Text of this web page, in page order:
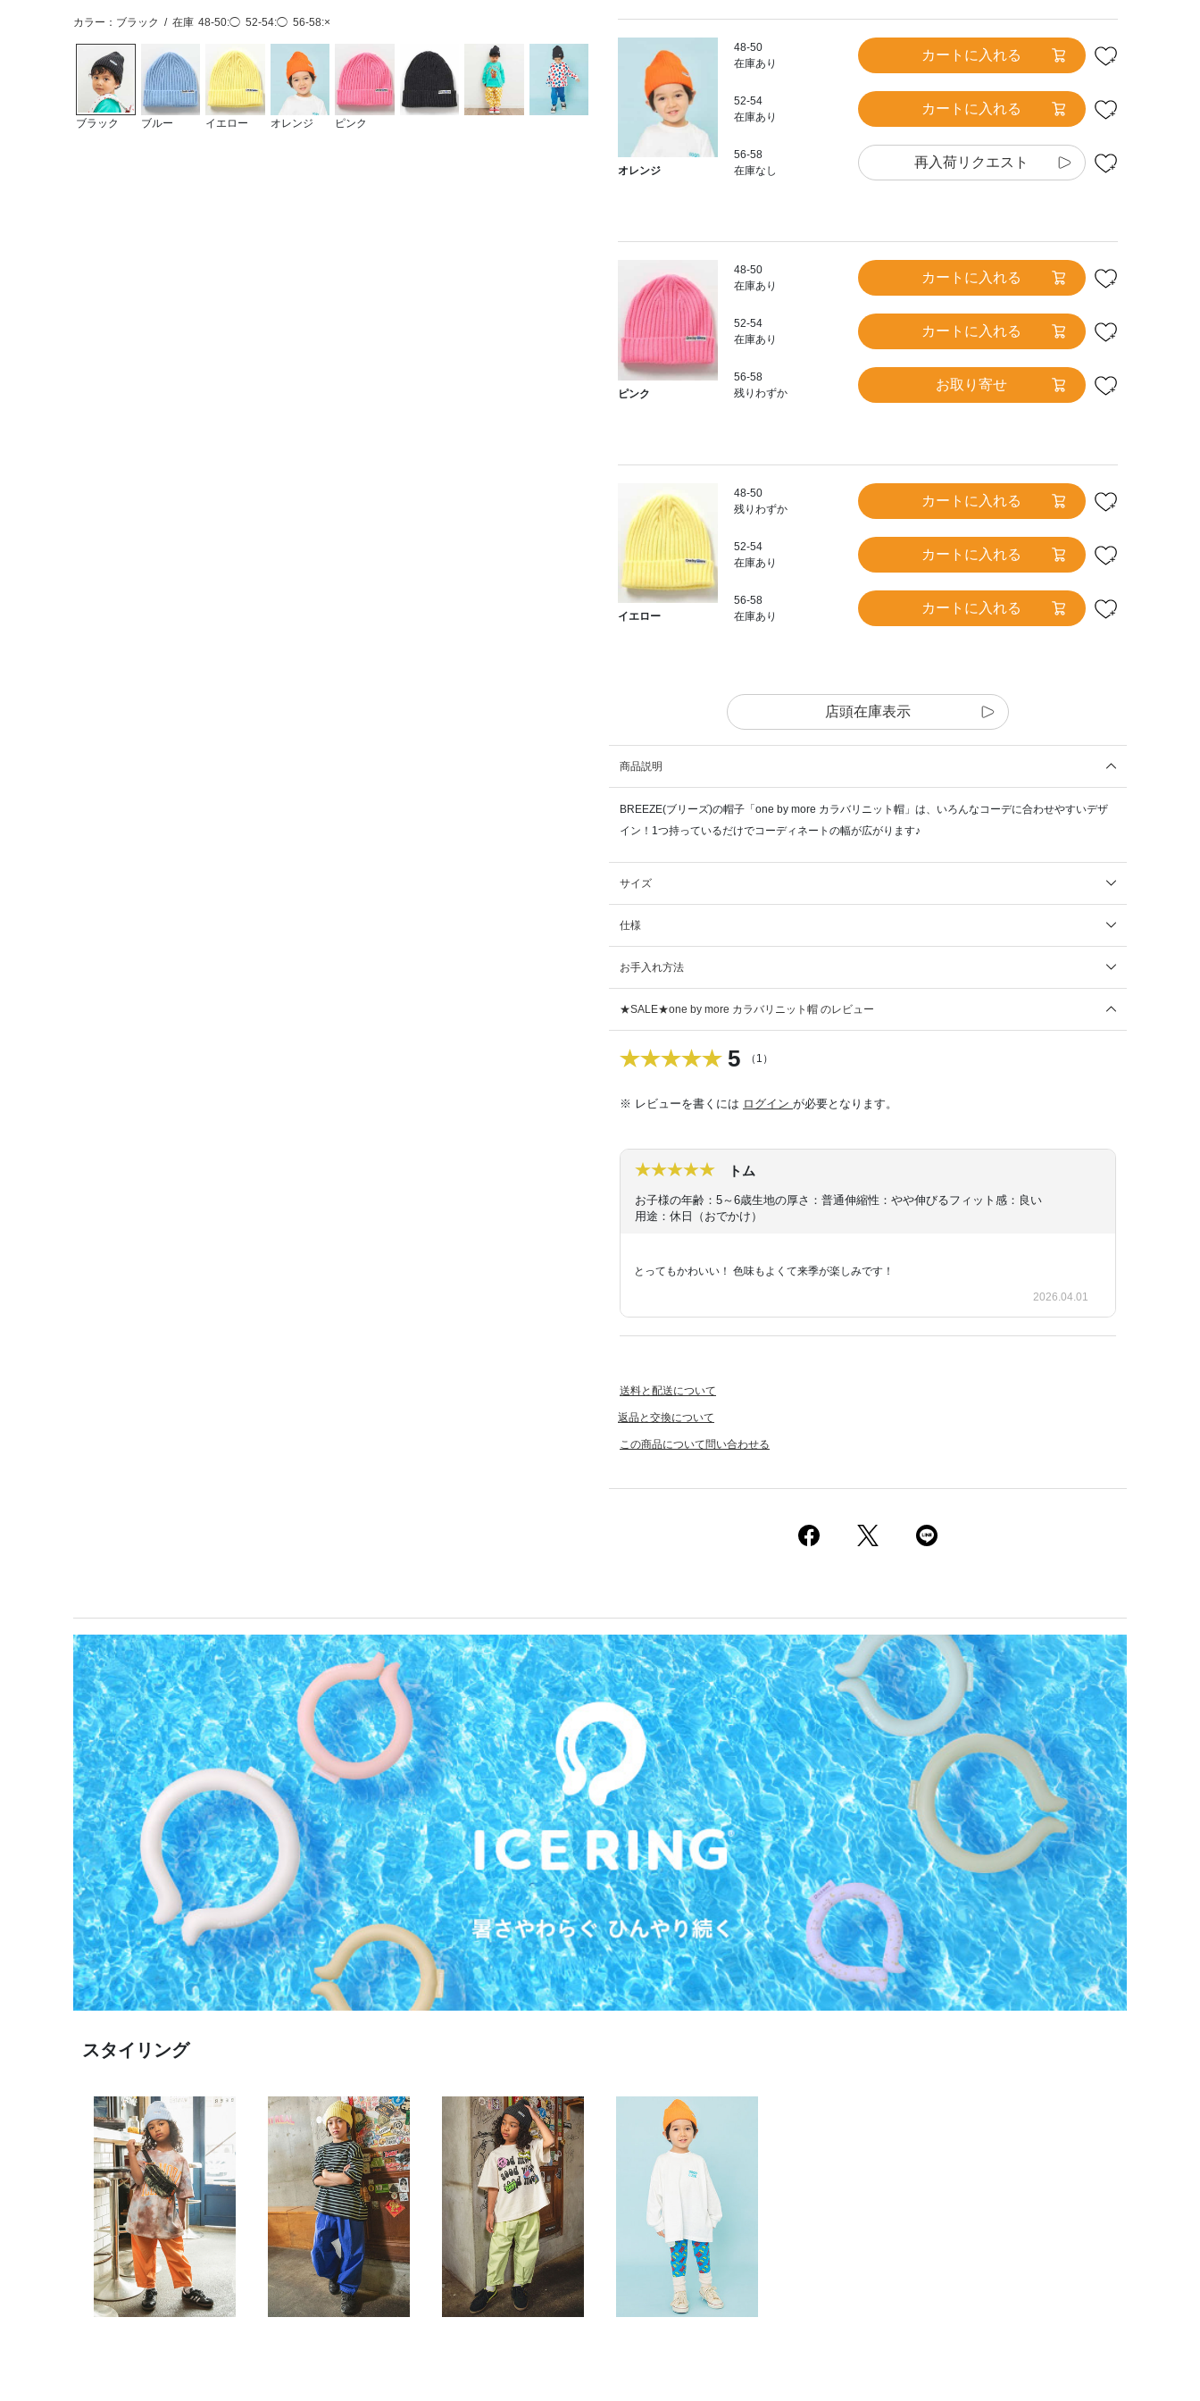
カラー：ブラック / 在庫 48-50:◯ 52-54:◯ 56-58:×
ブラック ブルー イエロー オレンジ ピンク
オレンジ
48-50
在庫あり
カートに入れる
52-54
在庫あり
カートに入れる
56-58
在庫なし
再入荷リクエスト
ピンク
48-50
在庫あり
カートに入れる
52-54
在庫あり
カートに入れる
56-58
残りわずか
お取り寄せ
イエロー
48-50
残りわずか
カートに入れる
52-54
在庫あり
カートに入れる
56-58
在庫あり
カートに入れる
店頭在庫表示
商品説明
BREEZE(ブリーズ)の帽子「one by more カラバリニット帽」は、いろんなコーデに合わせやすいデザ
イン！1つ持っているだけでコーディネートの幅が広がります♪
サイズ
仕様
お手入れ方法
★SALE★one by more カラバリニット帽 のレビュー
5 （1）
※ レビューを書くには ログイン が必要となります。
トム
お子様の年齢：5～6歳生地の厚さ：普通伸縮性：やや伸びるフィット感：良い
用途：休日（おでかけ）
とってもかわいい！ 色味もよくて来季が楽しみです！
2026.04.01
送料と配送について
返品と交換について
この商品について問い合わせる
スタイリング